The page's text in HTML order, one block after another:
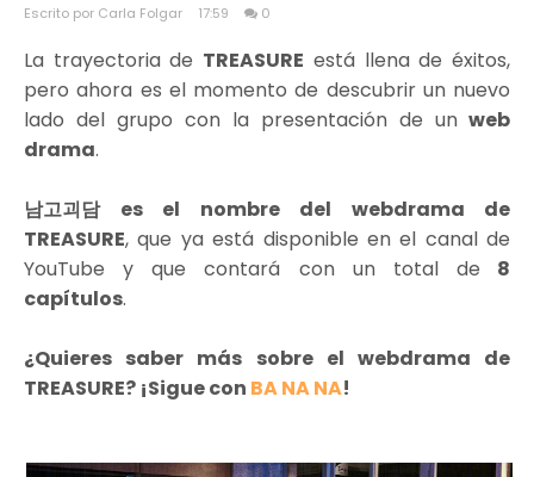
Escrito por Carla Folgar 17:59 0
La trayectoria de TREASURE está llena de éxitos,
pero ahora es el momento de descubrir un nuevo
lado del grupo con la presentación de un web
drama.
남고괴담 es el nombre del webdrama de
TREASURE, que ya está disponible en el canal de
YouTube y que contará con un total de 8
capítulos.
¿Quieres saber más sobre el webdrama de
TREASURE? ¡Sigue con BA NA NA!